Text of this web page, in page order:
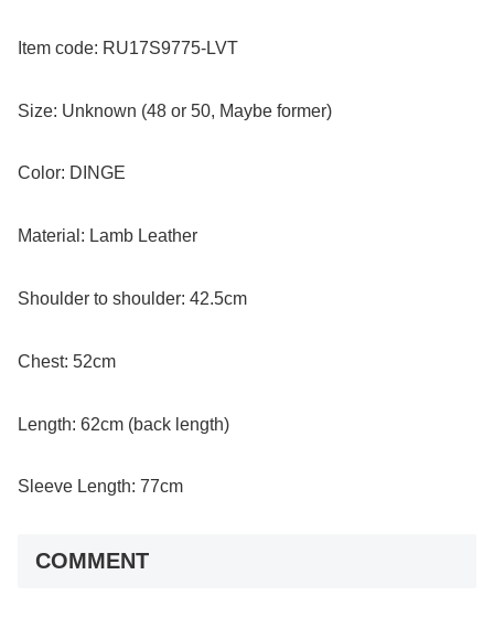
Item code: RU17S9775-LVT
Size: Unknown (48 or 50, Maybe former)
Color: DINGE
Material: Lamb Leather
Shoulder to shoulder: 42.5cm
Chest: 52cm
Length: 62cm (back length)
Sleeve Length: 77cm
COMMENT